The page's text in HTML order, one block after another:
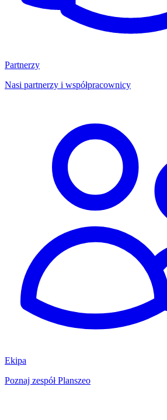
Partnerzy
Nasi partnerzy i współpracownicy
Ekipa
Poznaj zespół Planszeo